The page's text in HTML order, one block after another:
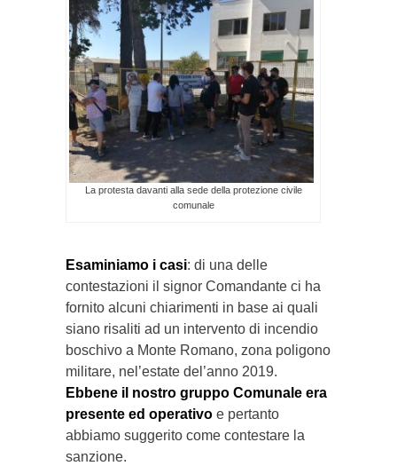
La protesta davanti alla sede della protezione civile
comunale
Esaminiamo i casi: di una delle
contestazioni il signor Comandante ci ha
fornito alcuni chiarimenti in base ai quali
siano risaliti ad un intervento di incendio
boschivo a Monte Romano, zona poligono
militare, nel’estate del’anno 2019.
Ebbene il nostro gruppo Comunale era
presente ed operativo e pertanto
abbiamo suggerito come contestare la
sanzione.